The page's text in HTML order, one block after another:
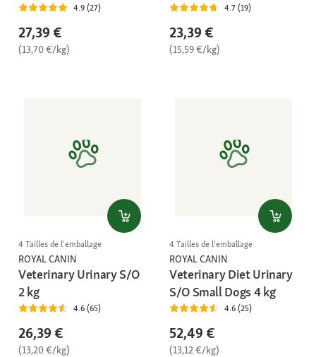
4.9 (27)
27,39 €
(13,70 €/kg)
4.7 (19)
23,39 €
(15,59 €/kg)
4 Tailles de l'emballage
ROYAL CANIN
Veterinary Urinary S/O
2 kg
4.6 (65)
26,39 €
(13,20 €/kg)
4 Tailles de l'emballage
ROYAL CANIN
Veterinary Diet Urinary
S/O Small Dogs 4 kg
4.6 (25)
52,49 €
(13,12 €/kg)